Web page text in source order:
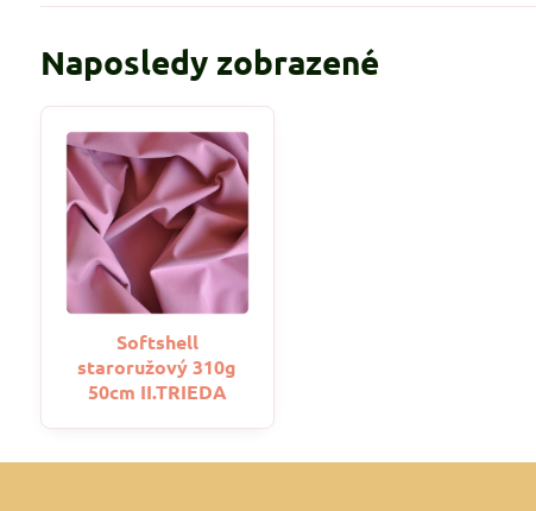
Naposledy zobrazené
Softshell
staroružový 310g
50cm II.TRIEDA